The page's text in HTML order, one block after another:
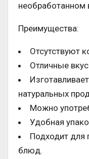
необработанном
Преимущества:
Отсутствуют
Отличные
натуральных
Можно
Удобная
Подходит для
блюд.